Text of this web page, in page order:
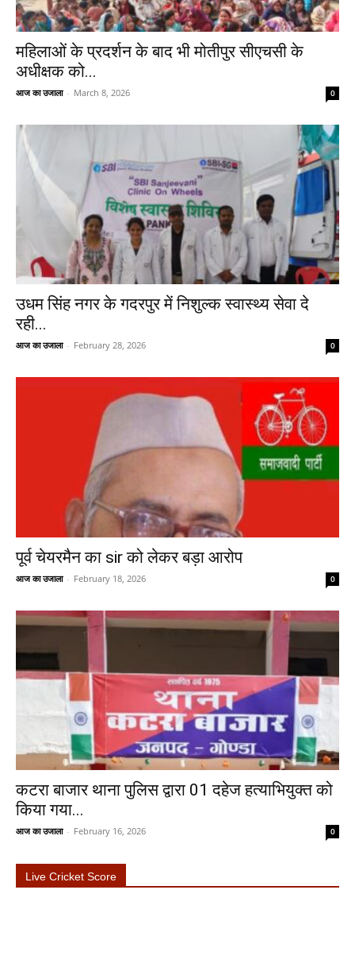
महिलाओं के प्रदर्शन के बाद भी मोतीपुर सीएचसी के
अधीक्षक को...
आज का उजाला - March 8, 2026 0
उधम सिंह नगर के गदरपुर में निशुल्क स्वास्थ्य सेवा दे
रही...
आज का उजाला - February 28, 2026 0
पूर्व चेयरमैन का sir को लेकर बड़ा आरोप
आज का उजाला - February 18, 2026 0
कटरा बाजार थाना पुलिस द्वारा 01 दहेज हत्याभियुक्त को
किया गया...
आज का उजाला - February 16, 2026 0
Live Cricket Score